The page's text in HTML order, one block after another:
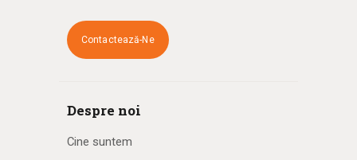
Contactează-Ne
Despre noi
Cine suntem